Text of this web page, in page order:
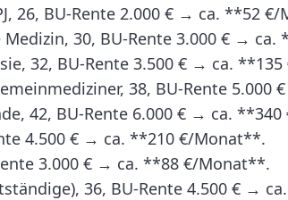
26, BU-Rente 2.000 € → ca. **52
30, BU-Rente 3.000 € →
32, BU-Rente 3.500 € → ca.
38, BU-Rente
42, BU-Rente 6.000 € → ca.
4.500 € → ca. **210 €/Monat**.
3.000 € → ca. **88 €/Monat**.
36, BU-Rente 4.500 € →